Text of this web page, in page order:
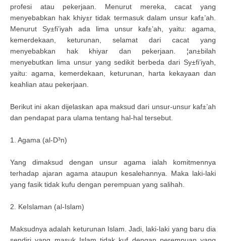
profesi atau pekerjaan. Menurut mereka, cacat yang
menyebabkan hak khiy±r tidak termasuk dalam unsur kaf±’ah.
Menurut Sy±fi’iyah ada lima unsur kaf±’ah, yaitu: agama,
kemerdekaan, keturunan, selamat dari cacat yang
menyebabkan hak khiyar dan pekerjaan. ¦an±bilah
menyebutkan lima unsur yang sedikit berbeda dari Sy±fi’iyah,
yaitu: agama, kemerdekaan, keturunan, harta kekayaan dan
keahlian atau pekerjaan.
Berikut ini akan dijelaskan apa maksud dari unsur-unsur kaf±’ah
dan pendapat para ulama tentang hal-hal tersebut.
1. Agama (al-D³n)
Yang dimaksud dengan unsur agama ialah komitmennya
terhadap ajaran agama ataupun kesalehannya. Maka laki-laki
yang fasik tidak kufu dengan perempuan yang salihah.
2. KeIslaman (al-Islam)
Maksudnya adalah keturunan Islam. Jadi, laki-laki yang baru dia